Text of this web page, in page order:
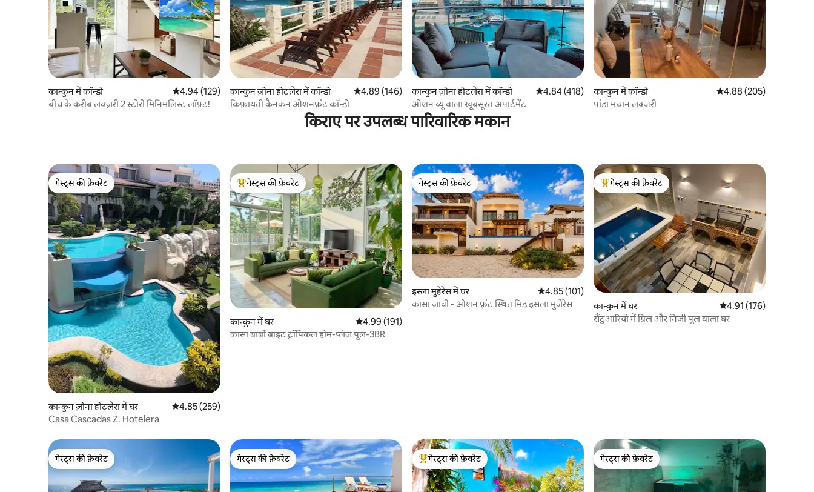
कान्कुन में कॉन्डो औसत रेटिंग 5 में से 4.94, 129 समीक्षाएँ
4.94 (129)
बीच के करीब लक्ज़री 2 स्टोरी मिनिमलिस्ट लॉफ़्ट!
कान्कुन ज़ोना होटलेरा में कॉन्डो औसत रेटिंग 5 में से 4.89, 146 समीक्षाएँ
4.89 (146)
किफ़ायती कैनकन ओशनफ़्रंट कॉन्डो
कान्कुन ज़ोना होटलेरा में कॉन्डो औसत रेटिंग 5 में से 4.84, 418 समीक्षाएँ
4.84 (418)
ओशन व्यू वाला खूबसूरत अपार्टमेंट
कान्कुन में कॉन्डो औसत रेटिंग 5 में से 4.88,
4.88 (205)
पांडा मचान लक्जरी
किराए पर उपलब्ध पारिवारिक मकान
गेस्ट्स की फ़ेवरेट
गेस्ट्स की फ़ेवरेट
कान्कुन ज़ोना होटलेरा में घर औसत रेटिंग 5 में से 4.85, 259 समीक्षाएँ
4.85 (259)
Casa Cascadas Z. Hotelera
गेस्ट्स का टॉप फ़ेवरेट
गेस्ट्स की फ़ेवरेट
कान्कुन में घर औसत रेटिंग 5 में से 4.99, 191 समीक्षाएँ
4.99 (191)
कासा बार्बी ब्राइट ट्रॉपिकल होम-प्लंज पूल-3BR
गेस्ट्स की फ़ेवरेट
गेस्ट्स की फ़ेवरेट
इस्ला मुहेरेस में घर औसत रेटिंग 5 में से 4.85, 101 समीक्षाएँ
4.85 (101)
कासा जावी - ओशन फ़्रंट स्थित मिड इसला मुजेरेस
गेस्ट्स का टॉप फ़ेवरेट
गेस्ट्स की फ़ेवरेट
कान्कुन में घर औसत रेटिंग 5 में से 4.91,
4.91 (176)
सैंटुआरियो में ग्रिल और निजी पूल वाला घर
गेस्ट्स की फ़ेवरेट
गेस्ट्स की फ़ेवरेट
गेस्ट्स की फ़ेवरेट
गेस्ट्स की फ़ेवरेट
गेस्ट्स का टॉप फ़ेवरेट
गेस्ट्स की फ़ेवरेट
गेस्ट्स की फ़ेवरेट
गेस्ट्स की फ़ेवरेट